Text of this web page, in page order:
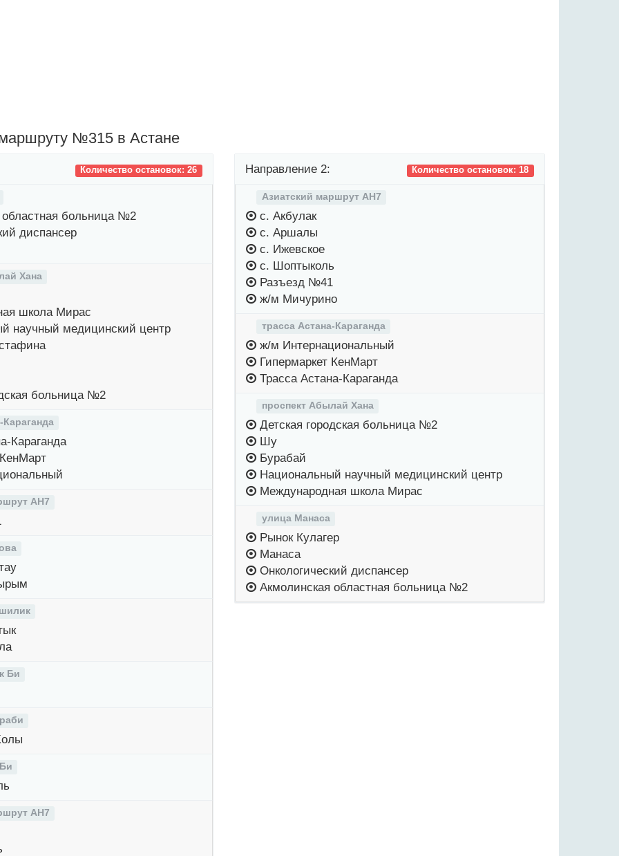
№315 в Астане
Количество остановок: 26
областная больница №2
диспансер
Хана
школа Мирас
научный медицинский центр
больница №2
Караганда
Караганда
AH7
Би
AH7
Количество остановок: 18
Направление 2:
Азиатский маршрут AH7
с. Акбулак
с. Аршалы
с. Ижевское
с. Шоптыколь
Разъезд №41
ж/м Мичурино
трасса Астана-Караганда
ж/м Интернациональный
Гипермаркет КенМарт
Трасса Астана-Караганда
проспект Абылай Хана
Детская городская больница №2
Шу
Бурабай
Национальный научный медицинский центр
Международная школа Мирас
улица Манаса
Рынок Кулагер
Манаса
Онкологический диспансер
Акмолинская областная больница №2